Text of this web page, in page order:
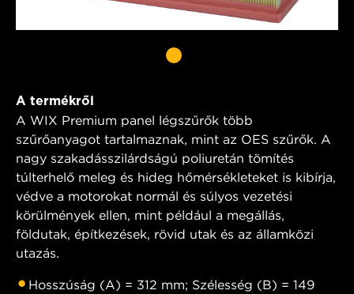
A termékről
A WIX Premium panel légszűrők több
szűrőanyagot tartalmaznak, mint az OES szűrők. A
nagy szakadásszilárdságú poliuretán tömítés
túlterhelő meleg és hideg hőmérsékleteket is kibírja,
védve a motorokat normál és súlyos vezetési
körülmények ellen, mint például a megállás,
földutak, építkezések, rövid utak és az államközi
utazás.
Hosszúság (A) = 312 mm; Szélesség (B) = 149